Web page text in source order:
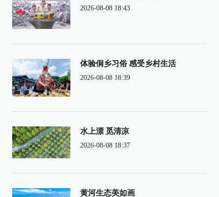
2026-08-08 18:43
体验侗乡习俗 感受乡村生活
2026-08-08 18:39
水上漂 觅清凉
2026-08-08 18:37
黄河生态美如画